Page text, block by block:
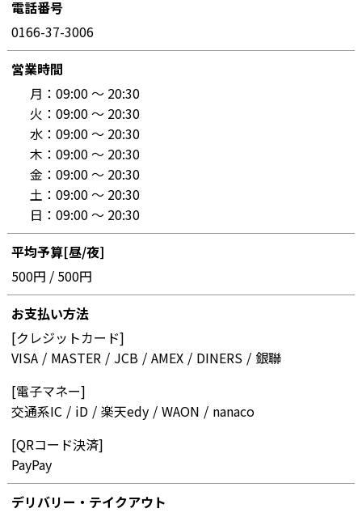
電話番号
0166-37-3006
営業時間
月：09:00 〜 20:30
火：09:00 〜 20:30
水：09:00 〜 20:30
木：09:00 〜 20:30
金：09:00 〜 20:30
土：09:00 〜 20:30
日：09:00 〜 20:30
平均予算[昼/夜]
500円 / 500円
お支払い方法
[クレジットカード]
VISA
MASTER JCB AMEX DINERS
銀聯
[電子マネー]
交通系IC
iD 楽天edy WAON
nanaco
[QRコード決済]
PayPay
デリバリー・テイクアウト